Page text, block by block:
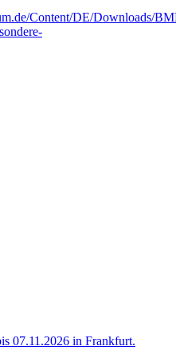
Content/DE/Downloads/
07.11.2026 in Frankfurt.